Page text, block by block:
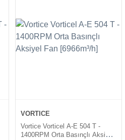
VORTICE
Vortice Vorticel A-E 504 T -
1400RPM Orta Basınçlı Aksiyel